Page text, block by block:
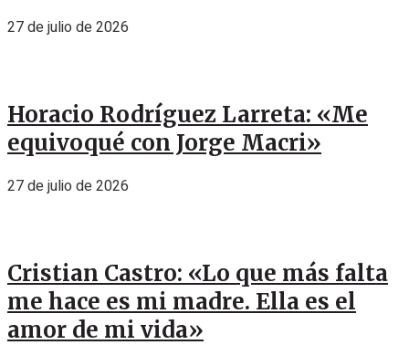
27 de julio de 2026
Horacio Rodríguez Larreta: «Me
equivoqué con Jorge Macri»
27 de julio de 2026
Cristian Castro: «Lo que más falta
me hace es mi madre. Ella es el
amor de mi vida»